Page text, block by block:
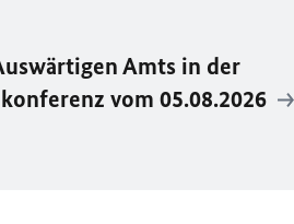
Amts in der
vom 05.08.2026